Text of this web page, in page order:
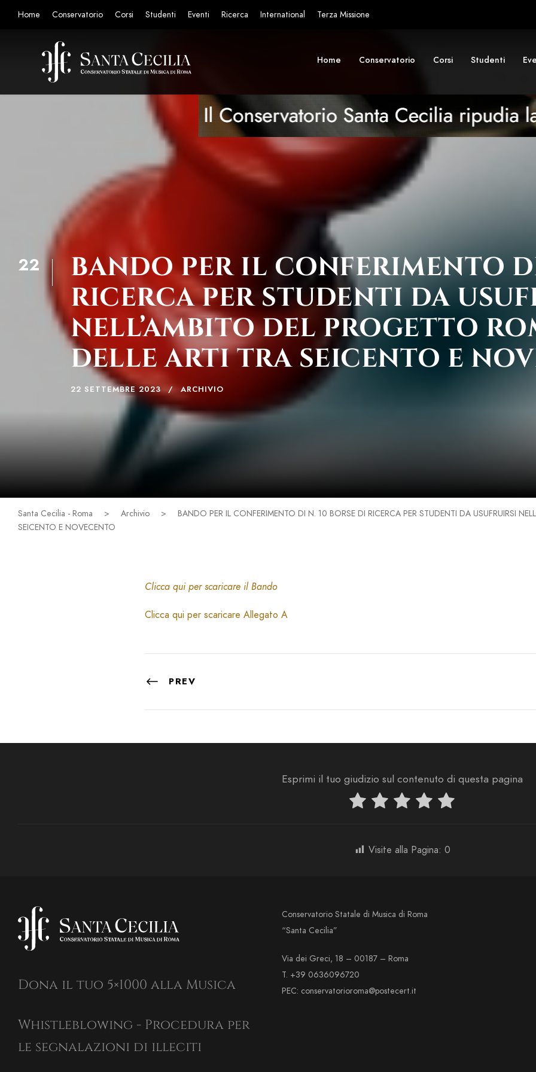
Home Conservatorio Corsi Studenti Eventi Ricerca International Terza Missione
Home Conservatorio Corsi Studenti
22
BANDO PER IL CONFERIMENTO
RICERCA PER STUDENTI DA
NELL’AMBITO DEL PROGETTO
DELLE ARTI TRA SEICENTO E
22 SETTEMBRE 2023 ARCHIVIO
Santa Cecilia - Roma > Archivio >
BANDO PER IL CONFERIMENTO DI N. 10 BORSE DI RICERCA PER STUDENTI DA USUFRUIRSI
SEICENTO E NOVECENTO
Clicca qui per scaricare il Bando
Clicca qui per scaricare Allegato A
PREV
Esprimi il tuo giudizio sul contenuto di questa pagina
Visite alla Pagina: 0
Dona il tuo 5×1000 alla Musica
Whistleblowing - Procedura per
le segnalazioni di illeciti
Conservatorio Statale di Musica di Roma
“Santa Cecilia”
Via dei Greci, 18 – 00187 – Roma
T. +39 0636096720
PEC: conservatorioroma@postecert.it